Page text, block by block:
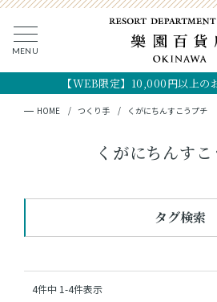
MENU
【WEB限定】10,000円以上の
CLOSE
キーワード検索
MY PAGE
全ての商品
HOME つくり手 くがにちんすこうプチ
くがにちんす
タグ検索
4件中 1-4件表示